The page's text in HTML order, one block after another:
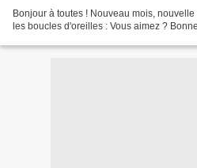
Bonjour à toutes ! Nouveau mois,
les boucles d'oreilles : Vous aimez ?